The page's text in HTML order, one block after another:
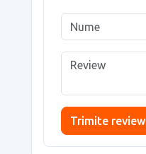
Trimite review